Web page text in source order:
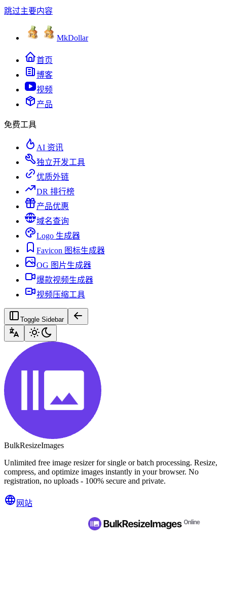
跳过主要内容
MkDollar
首页
博客
视频
产品
免费工具
AI 资讯
独立开发工具
优质外链
DR 排行榜
产品优惠
域名查询
Logo 生成器
Favicon 图标生成器
OG 图片生成器
爆款视频生成器
视频压缩工具
Toggle Sidebar
BulkResizeImages
Unlimited free image resizer for single or batch processing. Resize,
compress, and optimize images instantly in your browser. No
registration, no uploads - 100% secure and private.
网站